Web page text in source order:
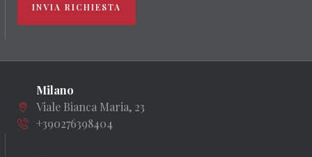
INVIA RICHIESTA
Milano
Viale Bianca Maria, 23
+390276398404